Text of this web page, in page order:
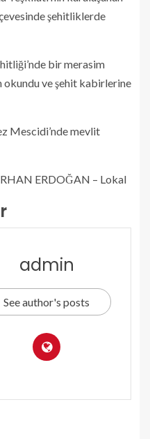
şehitliklerde
bir merasim
okundu ve şehit kabirlerine
Mescidi’nde mevlit
ERDOĞAN – Lokal
admin
See author's posts